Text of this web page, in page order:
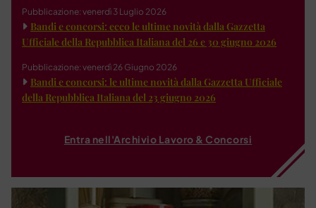
Pubblicazione: venerdì 3 Luglio 2026
Bandi e concorsi: ecco le ultime novità dalla Gazzetta
Ufficiale della Repubblica Italiana del 26 e 30 giugno 2026
Pubblicazione: venerdì 26 Giugno 2026
Bandi e concorsi: le ultime novità dalla Gazzetta Ufficiale
della Repubblica Italiana del 23 giugno 2026
Entra nell'Archivio Lavoro & Concorsi